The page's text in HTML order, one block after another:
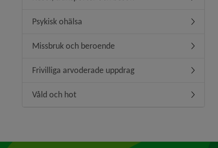
Psykisk ohälsa
Missbruk och beroende
Frivilliga arvoderade uppdrag
Våld och hot